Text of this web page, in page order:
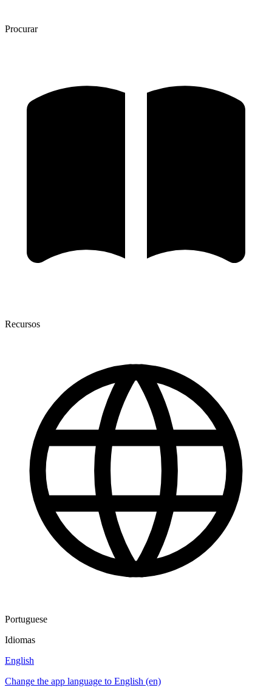
Procurar
Recursos
Portuguese
Idiomas
English
Change the app language to English (en)